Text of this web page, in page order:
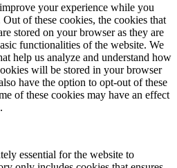
your experience while you
of these cookies, the cookies that
stored on your browser as they are
functionalities of the website. We
help us analyze and understand how
will be stored in your browser
have the option to opt-out of these
of these cookies may have an effect
essential for the website to